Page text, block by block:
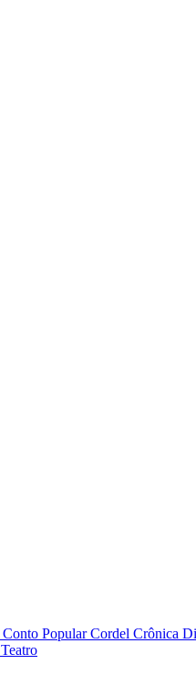
Conto PopularCordel Crônica
Teatro